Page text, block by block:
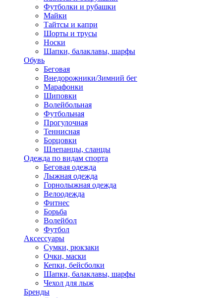
Футболки и рубашки
Майки
Тайтсы и капри
Шорты и трусы
Носки
Шапки, балаклавы, шарфы
Обувь
Беговая
Внедорожники/Зимний бег
Марафонки
Шиповки
Волейбольная
Футбольная
Прогулочная
Теннисная
Борцовки
Шлепанцы, сланцы
Одежда по видам спорта
Беговая одежда
Лыжная одежда
Горнолыжная одежда
Велоодежда
Фитнес
Борьба
Волейбол
Футбол
Аксессуары
Сумки, рюкзаки
Очки, маски
Кепки, бейсболки
Шапки, балаклавы, шарфы
Чехол для лыж
Бренды